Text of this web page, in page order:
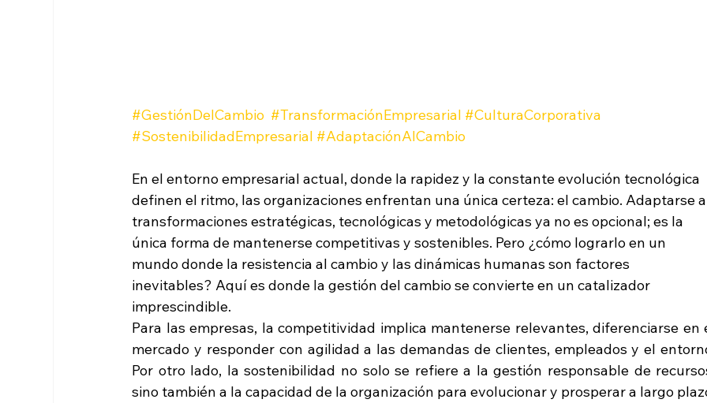
#GestiónDelCambio #TransformaciónEmpresarial #CulturaCorporativa
#SostenibilidadEmpresarial #AdaptaciónAlCambio
En el entorno empresarial actual, donde la rapidez y la constante evolución tecnológica
definen el ritmo, las organizaciones enfrentan una única certeza: el cambio. Adaptarse a
transformaciones estratégicas, tecnológicas y metodológicas ya no es opcional; es la
única forma de mantenerse competitivas y sostenibles. Pero ¿cómo lograrlo en un
mundo donde la resistencia al cambio y las dinámicas humanas son factores
inevitables? Aquí es donde la gestión del cambio se convierte en un catalizador
imprescindible.
Para las empresas, la competitividad implica mantenerse relevantes, diferenciarse en
mercado y responder con agilidad a las demandas de clientes, empleados y el
Por otro lado, la sostenibilidad no solo se refiere a la gestión responsable de
sino también a la capacidad de la organización para evolucionar y prosperar a largo